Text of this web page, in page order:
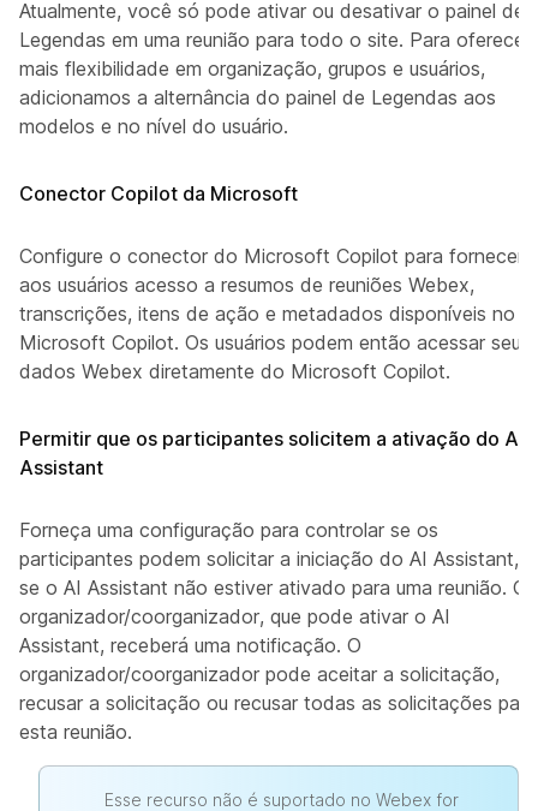
Atualmente, você só pode ativar ou desativar o painel de
Legendas em uma reunião para todo o site. Para oferecer
mais flexibilidade em organização, grupos e usuários,
adicionamos a alternância do painel de Legendas aos
modelos e no nível do usuário.
Conector Copilot da Microsoft
Configure o conector do Microsoft Copilot para fornecer
aos usuários acesso a resumos de reuniões Webex,
transcrições, itens de ação e metadados disponíveis no
Microsoft Copilot. Os usuários podem então acessar seus
dados Webex diretamente do Microsoft Copilot.
Permitir que os participantes solicitem a ativação do AI
Assistant
Forneça uma configuração para controlar se os
participantes podem solicitar a iniciação do AI Assistant,
se o AI Assistant não estiver ativado para uma reunião. O
organizador/coorganizador, que pode ativar o AI
Assistant, receberá uma notificação. O
organizador/coorganizador pode aceitar a solicitação,
recusar a solicitação ou recusar todas as solicitações para
esta reunião.
Esse recurso não é suportado no Webex for